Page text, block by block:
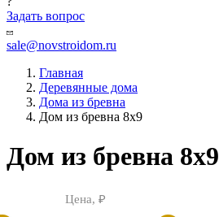
Задать вопрос
sale@novstroidom.ru
Главная
Деревянные дома
Дома из бревна
Дом из бревна 8х9
Дом из бревна 8х9
Цена, ₽